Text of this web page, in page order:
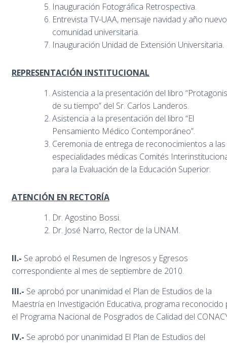
Inauguración Fotográfica Retrospectiva.
Entrevista TV-UAA, mensaje navidad y año
comunidad universitaria.
Inauguración Unidad de Extensión Universitaria.
REPRESENTACIÓN INSTITUCIONAL
Asistencia a la presentación del libro
de su tiempo” del Sr. Carlos Landeros.
Asistencia a la presentación del libro “El
Pensamiento Médico Contemporáneo”.
Ceremonia de entrega de reconocimientos a las
especialidades médicas Comités
para la Evaluación de la Educación Superior.
ATENCIÓN EN RECTORÍA
Dr. Agostino Bossi.
Dr. José Narro, Rector de la UNAM.
II.- Se aprobó el Resumen de Ingresos y Egresos
correspondiente al mes de septiembre de 2010.
III.- Se aprobó por unanimidad el Plan de Estudios de la
Maestría en Investigación Educativa, programa reconocido
el Programa Nacional de Posgrados de Calidad del
IV.- Se aprobó por unanimidad El Plan de Estudios del